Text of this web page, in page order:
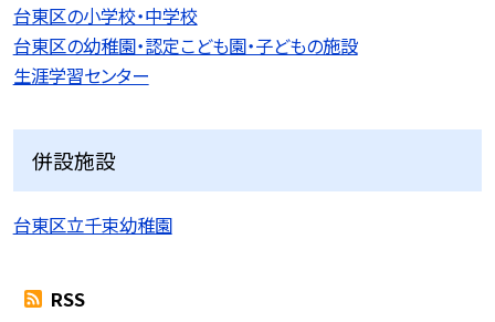
台東区の小学校・中学校
台東区の幼稚園・認定こども園・子どもの施設
生涯学習センター
併設施設
台東区立千束幼稚園
RSS